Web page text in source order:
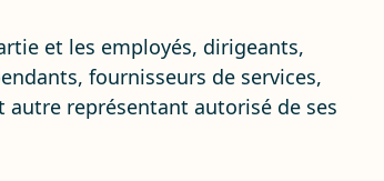
et les employés, dirigeants,
fournisseurs de services,
représentant autorisé de ses